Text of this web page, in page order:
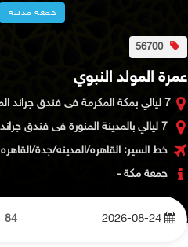
جمعه مدينه
56700
عمرة المولد النبوي
7 ليالي بمكة المكرمة فى فندق جراند الماسة
خط السير: القاهره/المدينه/جدة/القاهره
جمعة مكة -
84